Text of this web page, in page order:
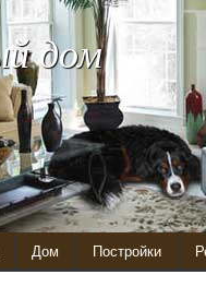
дом
Дом Постройки